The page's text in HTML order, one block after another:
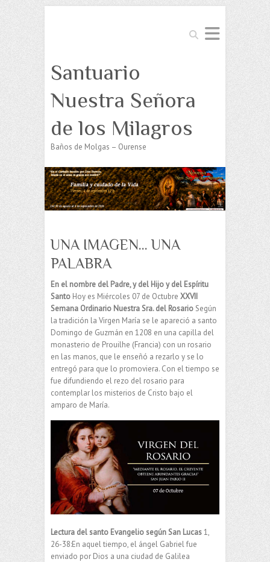
Buscar
Santuario
Nuestra Señora
de los Milagros
Baños de Molgas – Ourense
UNA IMAGEN… UNA
PALABRA
En el nombre del Padre, y del Hijo y del Espíritu
Santo Hoy es Miércoles 07 de Octubre XXVII
Semana Ordinario Nuestra Sra. del Rosario Según
la tradición la Virgen María se le apareció a santo
Domingo de Guzmán en 1208 en una capilla del
monasterio de Prouilhe (Francia) con un rosario
en las manos, que le enseñó a rezarlo y se lo
entregó para que lo promoviera. Con el tiempo se
fue difundiendo el rezo del rosario para
contemplar los misterios de Cristo bajo el
amparo de María.
Lectura del santo Evangelio según San Lucas1,
26-38:En aquel tiempo, el ángel Gabriel fue
enviado por Dios a una ciudad de Galilea